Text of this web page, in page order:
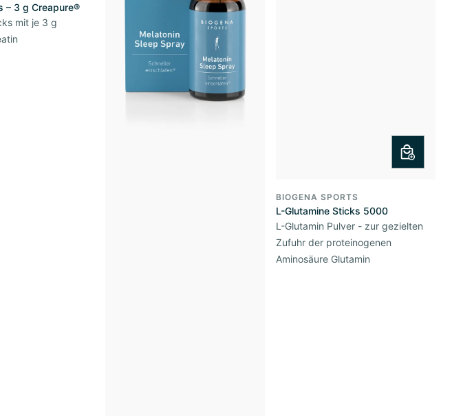
– 3 g Creapure®
mit je 3 g
BIOGENA SPORTS
L-Glutamine Sticks 5000
L-Glutamin Pulver - zur gezielten
Zufuhr der proteinogenen
Aminosäure Glutamin